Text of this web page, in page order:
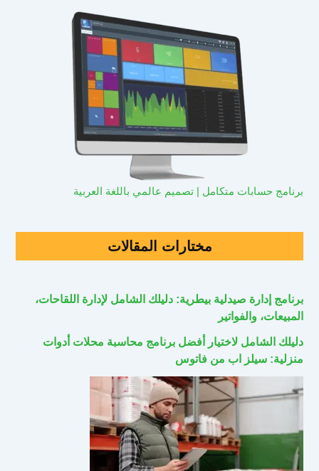
برنامج حسابات متكامل | تصميم عالمي باللغة العربية
مختارات المقالات
برنامج إدارة صيدلية بيطرية: دليلك الشامل لإدارة اللقاحات،
المبيعات، والفواتير
دليلك الشامل لاختيار أفضل برنامج محاسبة محلات أدوات
منزلية: سيلز اب من فاتوس